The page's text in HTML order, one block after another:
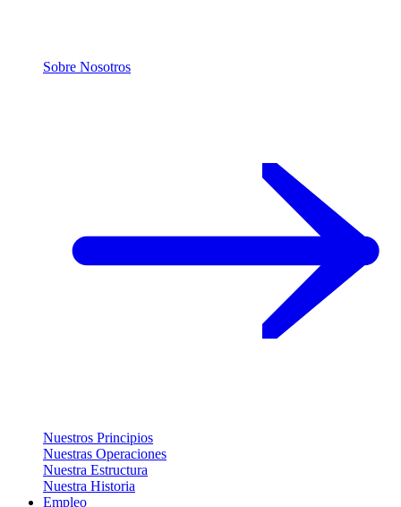
Sobre Nosotros
Nuestros Principios
Nuestras Operaciones
Nuestra Estructura
Nuestra Historia
Empleo